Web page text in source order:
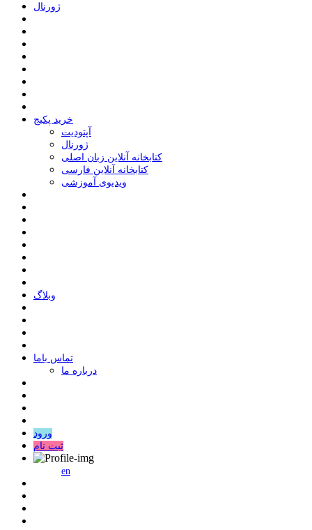
ﮊﻭﺭﻧﺎﻝ
خرید پکیج
ﺁﭘﺘﻮﺩﯾﺖ
ﮊﻭﺭﻧﺎﻝ
کتابخانه آنلاین زبان اصلی
کتابخانه آنلاین فارسی
ویدیوی آموزشی
وبلاگ
ﺗﻤﺎﺱ ﺑﺎﻣﺎ
درباره ما
ورود
ثبت نام
en